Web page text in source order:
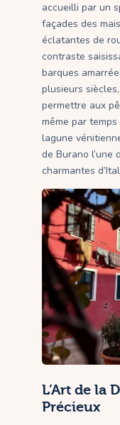
accueilli par un
façades des
éclatantes de
contraste
barques
plusieurs
permettre aux
même par
lagune
de Burano
charmantes
L’Art de la
Précieux